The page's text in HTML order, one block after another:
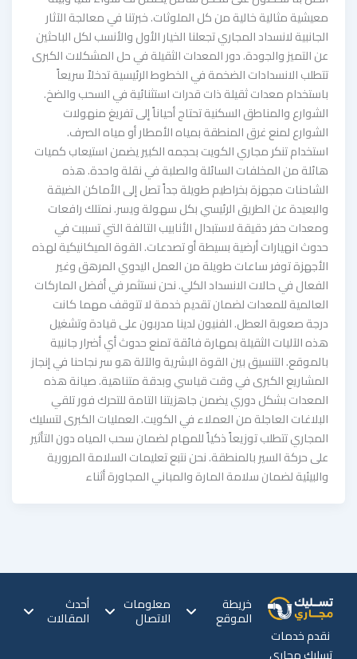
معيشية مثالية خالية من كل الملوثات. خبرتنا في معالجة الآثار
الجانبية لانسداد المجاري تجعلنا الخيار الأول والأنسب لكل الباحثين
عن التميز والجودة. دور المعدات الثقيلة في حل المشكلات الكبرى
تتطلب الانسدادات الضخمة في الخطوط الرئيسية تدخلاً سريعاً
باستخدام معدات ثقيلة ذات قدرات استثنائية في السحب والضخ.
الشوارع والمناطق السكنية تحتاج أحياناً إلى تفريغ منهولات
الشوارع لمنع غرق المنطقة بمياه الأمطار أو مياه الصرف.
استخدام تنكر مجاري الكويت بحجمه الكبير يضمن استيعاب كميات
هائلة من المخلفات السائلة والصلبة في نقلة واحدة. هذه
الشاحنات مجهزة بخراطيم طويلة جداً تصل إلى الأماكن الضيقة
والبعيدة عن الطريق الرئيسي بكل سهولة ويسر. نمتلك رافعات
ومعدات حفر دقيقة لاستبدال الأنابيب التالفة التي تسببت في
حدوث انهيارات أرضية بسيطة أو تصدعات. القوة الميكانيكية لهذه
الأجهزة توفر ساعات طويلة من العمل اليدوي المرهق وغير
الفعال في حالات الانسداد الكلي. نحن نستثمر في أفضل الماركات
العالمية للمعدات لضمان تقديم خدمة لا تتوقف مهما كانت
درجة صعوبة العطل. الفنيون لدينا مدربون على قيادة وتشغيل
هذه الآليات الثقيلة بمهارة فائقة تمنع حدوث أي أضرار جانبية
بالموقع. التنسيق بين القوة البشرية والآلة هو سر نجاحنا في إنجاز
المشاريع الكبرى في وقت قياسي وبدقة متناهية. صيانة هذه
المعدات بشكل دوري يضمن جاهزيتنا التامة للتحرك فور تلقي
البلاغات العاجلة من العملاء في الكويت. العمليات الكبرى لتسليك
المجاري تتطلب توزيعاً ذكياً للمهام لضمان سحب المياه دون التأثير
على حركة السير بالمنطقة. نحن نتبع تعليمات السلامة المرورية
والبيئية لضمان سلامة المارة والمباني المجاورة أثناء
نقدم خدمات
تسليك مجاري
خريطة
الموقع
معلومات
الاتصال
أحدث
المقالات